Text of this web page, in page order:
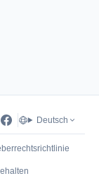
Deutsch
Tab)